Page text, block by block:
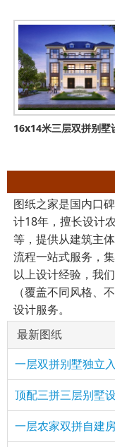
图纸之家是国内口
计18年，擅长设计
等，提供从建筑主
流程一站式服务，
以上设计经验，我
（覆盖不同风格、
设计服务。
最新图纸
一层农家双拼自建